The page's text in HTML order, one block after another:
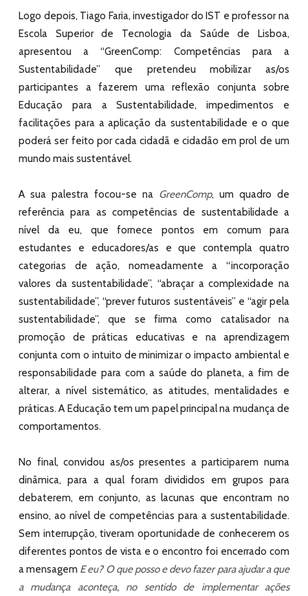
Logo depois, Tiago Faria, investigador do IST e professor na
Escola Superior de Tecnologia da Saúde de Lisboa,
apresentou a “GreenComp: Competências para a
Sustentabilidade” que pretendeu mobilizar as/os
participantes a fazerem uma reflexão conjunta sobre
Educação para a Sustentabilidade, impedimentos e
facilitações para a aplicação da sustentabilidade e o que
poderá ser feito por cada cidadã e cidadão em prol de um
mundo mais sustentável.
A sua palestra focou-se na GreenComp, um quadro de
referência para as competências de sustentabilidade a
nível da eu, que fornece pontos em comum para
estudantes e educadores/as e que contempla quatro
categorias de ação, nomeadamente a “incorporação
valores da sustentabilidade”, “abraçar a complexidade na
sustentabilidade”, “prever futuros sustentáveis” e “agir pela
sustentabilidade”, que se firma como catalisador na
promoção de práticas educativas e na aprendizagem
conjunta com o intuito de minimizar o impacto ambiental e
responsabilidade para com a saúde do planeta, a fim de
alterar, a nível sistemático, as atitudes, mentalidades e
práticas. A Educação tem um papel principal na mudança de
comportamentos.
No final, convidou as/os presentes a participarem numa
dinâmica, para a qual foram divididos em grupos para
debaterem, em conjunto, as lacunas que encontram no
ensino, ao nível de competências para a sustentabilidade.
Sem interrupção, tiveram oportunidade de conhecerem os
diferentes pontos de vista e o encontro foi encerrado com
a mensagem E eu? O que posso e devo fazer para ajudar a que
a mudança aconteça, no sentido de implementar ações